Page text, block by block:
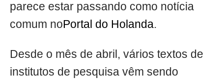
parece estar passando como notícia
comum no Portal do Holanda.
Desde o mês de abril, vários textos de
institutos de pesquisa vêm sendo